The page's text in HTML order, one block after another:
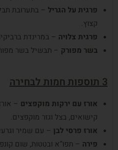
פרגית על הגריל – בתערובת
קצוץ.
פרגית צלויה – במרינדת
בשר מפורק – תבשיל בשר
3 תוספות חמות לבחירה
אורז עם ירקות מוקפצים –
קישואים, בצל וגזר מוקפצים.
אורז פרסי לבן – עם שמיר
פירה – תפו”א ובטטות, שום